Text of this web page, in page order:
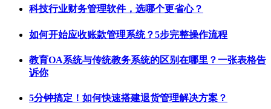
科技行业财务管理软件，选哪个更省心？
如何开始应收账款管理系统？5步完整操作流程
教育OA系统与传统教务系统的区别在哪里？一张表格告
诉你
5分钟搞定！如何快速搭建退货管理解决方案？